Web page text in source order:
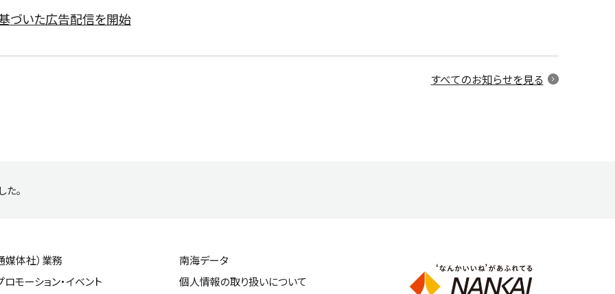
づいた広告配信を開始
すべてのお知らせを見る
。
媒体社）業務
ロモーション・イベント
南海データ
個人情報の取り扱いについて